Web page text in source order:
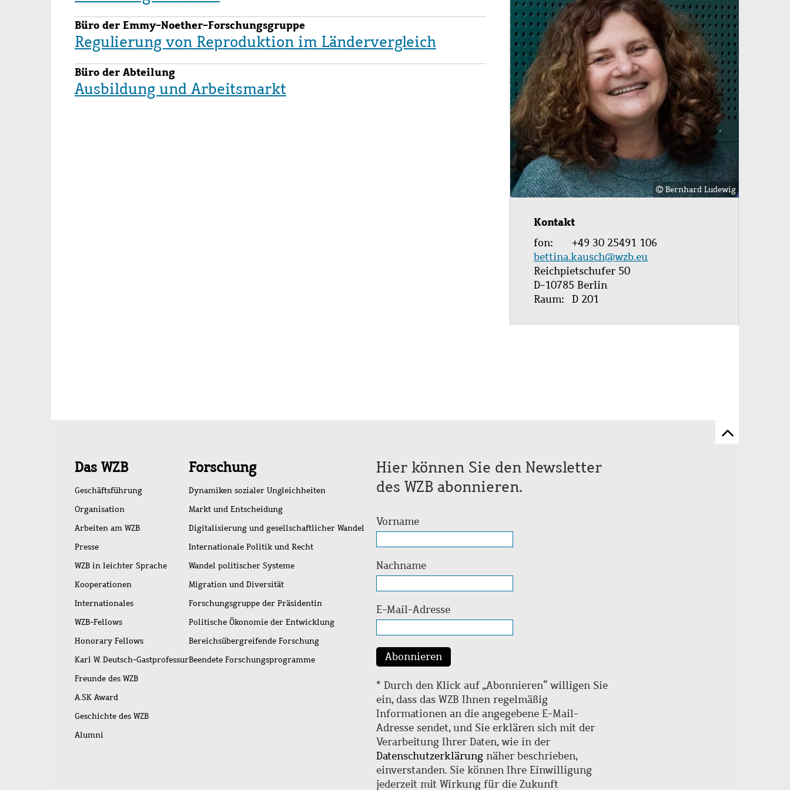
Büro der Emmy-Noether-Forschungsgruppe
Regulierung von Reproduktion im Ländervergleich
Büro der Abteilung
Ausbildung und Arbeitsmarkt
Bernhard Ludewig
Kontakt
fon
+49 30 25491 106
bettina.kausch@wzb.eu
Reichpietschufer 50
D-10785 Berlin
Raum
D 201
Zum
Schnellzugriff
Das WZB
Geschäftsführung
Organisation
Arbeiten am WZB
Presse
WZB in leichter Sprache
Kooperationen
Internationales
WZB-Fellows
Honorary Fellows
Karl W. Deutsch-Gastprofessur
Freunde des WZB
A.SK Award
Geschichte des WZB
Alumni
Forschung
Dynamiken sozialer Ungleichheiten
Markt und Entscheidung
Digitalisierung und gesellschaftlicher Wandel
Internationale Politik und Recht
Wandel politischer Systeme
Migration und Diversität
Forschungsgruppe der Präsidentin
Politische Ökonomie der Entwicklung
Bereichsübergreifende Forschung
Beendete Forschungsprogramme
Hier können Sie den Newsletter
des WZB abonnieren.
Vorname
Nachname
E-Mail-Adresse
Abonnieren
* Durch den Klick auf „Abonnieren“ willigen Sie
ein, dass das WZB Ihnen regelmäßig
Informationen an die angegebene E-Mail-
Adresse sendet, und Sie erklären sich mit der
Verarbeitung Ihrer Daten, wie in der
Datenschutzerklärung näher beschrieben,
einverstanden. Sie können Ihre Einwilligung
jederzeit mit Wirkung für die Zukunft